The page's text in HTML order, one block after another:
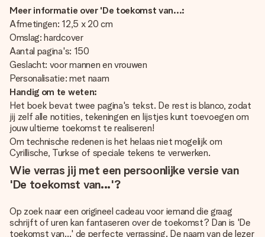
Meer informatie over 'De toekomst van...:
Afmetingen: 12,5 x 20 cm
Omslag: hardcover
Aantal pagina's: 150
Geslacht: voor mannen en vrouwen
Personalisatie: met naam
Handig om te weten:
Het boek bevat twee pagina's tekst. De rest is blanco, zodat
jij zelf alle notities, tekeningen en lijstjes kunt toevoegen om
jouw ultieme toekomst te realiseren!
Om technische redenen is het helaas niet mogelijk om
Cyrillische, Turkse of speciale tekens te verwerken.
Wie verras jij met een persoonlijke versie van
'De toekomst van...'?
Op zoek naar een origineel cadeau voor iemand die graag
schrijft of uren kan fantaseren over de toekomst? Dan is 'De
toekomst van...' de perfecte verrassing. De naam van de lezer